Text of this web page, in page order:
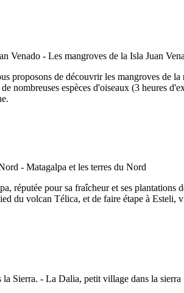
proposons de découvrir les mangroves de
nombreuses espèces d'oiseaux (3 heures
réputée pour sa fraîcheur et ses
du volcan Télica, et de faire étape à